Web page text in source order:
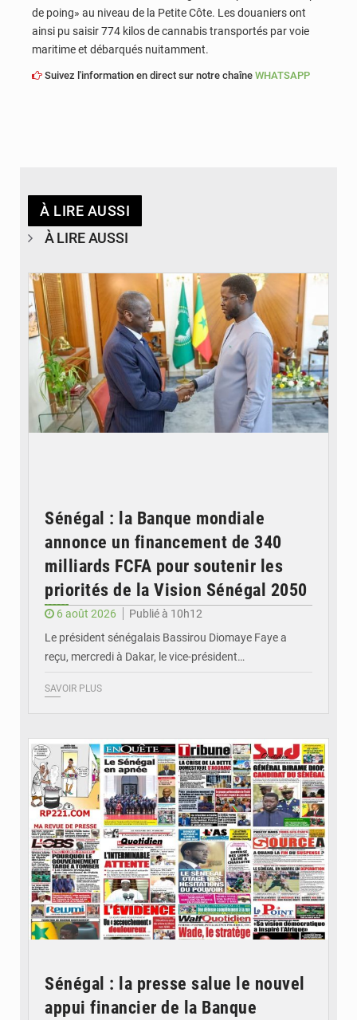
de poing» au niveau de la Petite Côte. Les douaniers ont
ainsi pu saisir 774 kilos de cannabis transportés par voie
maritime et débarqués nuitamment.
Suivez l'information en direct sur notre chaîne WHATSAPP
À LIRE AUSSI
À LIRE AUSSI
Sénégal : la Banque mondiale
annonce un financement de 340
milliards FCFA pour soutenir les
priorités de la Vision Sénégal 2050
6 août 2026
Publié à 10h12
Le président sénégalais Bassirou Diomaye Faye a
reçu, mercredi à Dakar, le vice-président…
SAVOIR PLUS
Sénégal : la presse salue le nouvel
appui financier de la Banque